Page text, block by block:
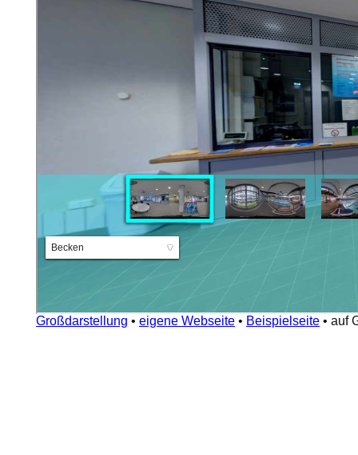
Großdarstellung • eigene Webseite • Beispielseite • auf